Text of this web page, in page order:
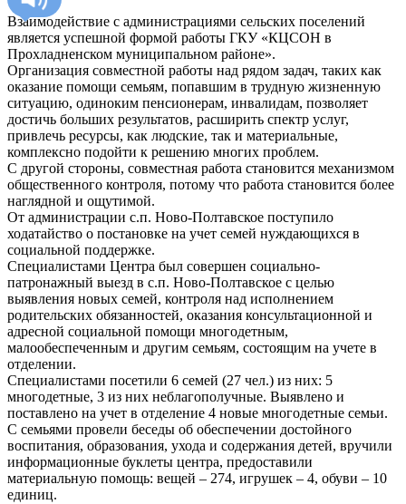
Взаимодействие с администрациями сельских поселений
является успешной формой работы ГКУ «КЦСОН в
Прохладненском муниципальном районе».
Организация совместной работы над рядом задач, таких как
оказание помощи семьям, попавшим в трудную жизненную
ситуацию, одиноким пенсионерам, инвалидам, позволяет
достичь больших результатов, расширить спектр услуг,
привлечь ресурсы, как людские, так и материальные,
комплексно подойти к решению многих проблем.
С другой стороны, совместная работа становится механизмом
общественного контроля, потому что работа становится более
наглядной и ощутимой.
От администрации с.п. Ново-Полтавское поступило
ходатайство о постановке на учет семей нуждающихся в
социальной поддержке.
Специалистами Центра был совершен социально-
патронажный выезд в с.п. Ново-Полтавское с целью
выявления новых семей, контроля над исполнением
родительских обязанностей, оказания консультационной и
адресной социальной помощи многодетным,
малообеспеченным и другим семьям, состоящим на учете в
отделении.
Специалистами посетили 6 семей (27 чел.) из них: 5
многодетные, 3 из них неблагополучные. Выявлено и
поставлено на учет в отделение 4 новые многодетные семьи.
С семьями провели беседы об обеспечении достойного
воспитания, образования, ухода и содержания детей, вручили
информационные буклеты центра, предоставили
материальную помощь: вещей – 274, игрушек – 4, обуви – 10
единиц.